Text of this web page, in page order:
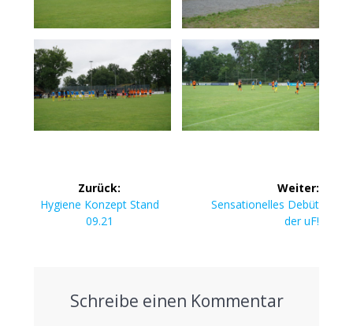
Beitragsnavigation
Zurück:
Vorheriger
Hygie­ne Kon­zept Stand
09.21
Weiter:
Nächster
Sen­sa­tio­nel­les Debüt
der uF!
Schreibe einen Kommentar